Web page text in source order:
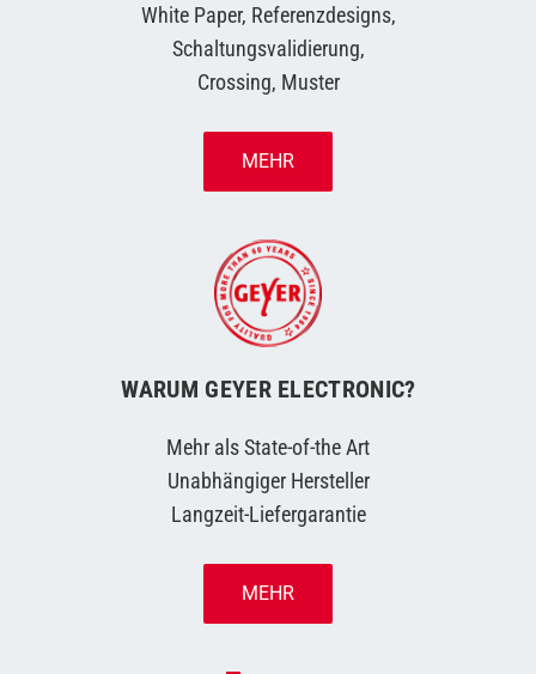
White Paper, Referenzdesigns,
Schaltungsvalidierung,
Crossing, Muster
MEHR
WARUM GEYER ELECTRONIC?
Mehr als State-of-the Art
Unabhängiger Hersteller
Langzeit-Liefergarantie
MEHR